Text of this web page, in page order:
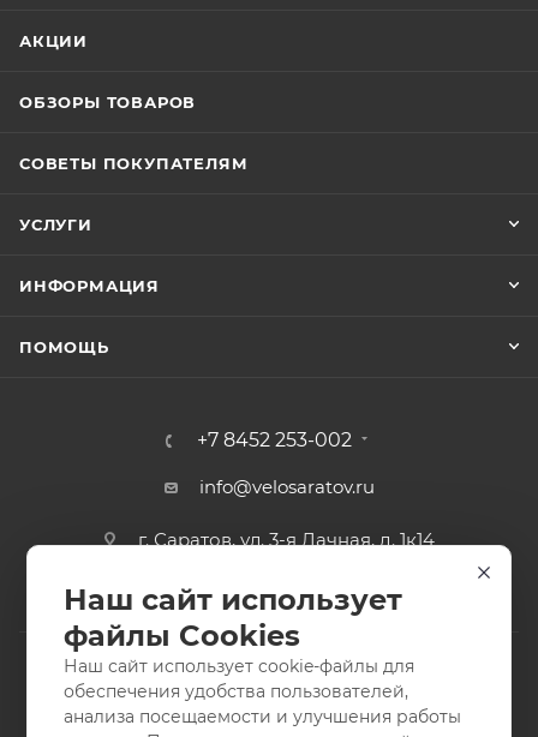
АКЦИИ
ОБЗОРЫ ТОВАРОВ
СОВЕТЫ ПОКУПАТЕЛЯМ
УСЛУГИ
ИНФОРМАЦИЯ
ПОМОЩЬ
+7 8452 253-002
info@velosaratov.ru
г. Саратов, ул. 3-я Дачная, д. 1к14
2011-2026 © интернет-магазин спортивных товаров
Наш сайт использует
файлы Cookies
Наш сайт использует cookie-файлы для
обеспечения удобства пользователей,
анализа посещаемости и улучшения работы